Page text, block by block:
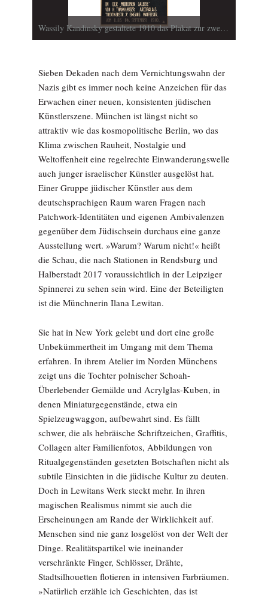
Wassily Kandinsky gestaltete 1910 das Plakat zur zweiten Ausstellung in der Neuen Künstlervereinigung München in der Galerie Thannhauser (Foto: Die neue Sammlung, The Design Museum München)
Sieben Dekaden nach dem Vernichtungswahn der
Nazis gibt es immer noch keine Anzeichen für das
Erwachen einer neuen, konsistenten jüdischen
Künstlerszene. München ist längst nicht so
attraktiv wie das kosmopolitische Berlin, wo das
Klima zwischen Rauheit, Nostalgie und
Weltoffenheit eine regelrechte Einwanderungswelle
auch junger israelischer Künstler ausgelöst hat.
Einer Gruppe jüdischer Künstler aus dem
deutschsprachigen Raum waren Fragen nach
Patchwork-Identitäten und eigenen Ambivalenzen
gegenüber dem Jüdischsein durchaus eine ganze
Ausstellung wert. »Warum? Warum nicht!« heißt
die Schau, die nach Stationen in Rendsburg und
Halberstadt 2017 voraussichtlich in der Leipziger
Spinnerei zu sehen sein wird. Eine der Beteiligten
ist die Münchnerin Ilana Lewitan.
Sie hat in New York gelebt und dort eine große
Unbekümmertheit im Umgang mit dem Thema
erfahren. In ihrem Atelier im Norden Münchens
zeigt uns die Tochter polnischer Schoah-
Überlebender Gemälde und Acrylglas-Kuben, in
denen Miniaturgegenstände, etwa ein
Spielzeugwaggon, aufbewahrt sind. Es fällt
schwer, die als hebräische Schriftzeichen, Graffitis,
Collagen alter Familienfotos, Abbildungen von
Ritualgegenständen gesetzten Botschaften nicht als
subtile Einsichten in die jüdische Kultur zu deuten.
Doch in Lewitans Werk steckt mehr. In ihren
magischen Realismus nimmt sie auch die
Erscheinungen am Rande der Wirklichkeit auf.
Menschen sind nie ganz losgelöst von der Welt der
Dinge. Realitätspartikel wie ineinander
verschränkte Finger, Schlösser, Drähte,
Stadtsilhouetten flotieren in intensiven Farbräumen.
»Natürlich erzähle ich Geschichten, das ist